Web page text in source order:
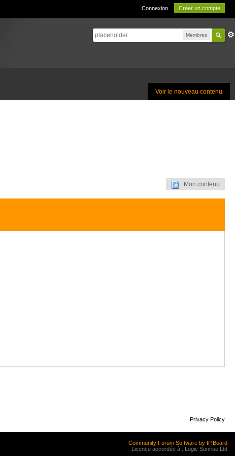
Connexion Créer un compte
Membres
Voir le nouveau contenu
Mon contenu
Privacy Policy
Community Forum Software by IP.Board
Licence accordée à : Logic Sunrise Ltd